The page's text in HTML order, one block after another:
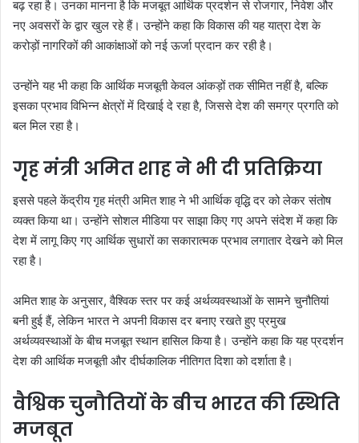
बढ़ रहा है। उनका मानना है कि मजबूत आर्थिक प्रदर्शन से रोजगार, निवेश और
नए अवसरों के द्वार खुल रहे हैं। उन्होंने कहा कि विकास की यह यात्रा देश के
करोड़ों नागरिकों की आकांक्षाओं को नई ऊर्जा प्रदान कर रही है।
उन्होंने यह भी कहा कि आर्थिक मजबूती केवल आंकड़ों तक सीमित नहीं है, बल्कि
इसका प्रभाव विभिन्न क्षेत्रों में दिखाई दे रहा है, जिससे देश की समग्र प्रगति को
बल मिल रहा है।
गृह मंत्री अमित शाह ने भी दी प्रतिक्रिया
इससे पहले केंद्रीय गृह मंत्री अमित शाह ने भी आर्थिक वृद्धि दर को लेकर संतोष
व्यक्त किया था। उन्होंने सोशल मीडिया पर साझा किए गए अपने संदेश में कहा कि
देश में लागू किए गए आर्थिक सुधारों का सकारात्मक प्रभाव लगातार देखने को मिल
रहा है।
अमित शाह के अनुसार, वैश्विक स्तर पर कई अर्थव्यवस्थाओं के सामने चुनौतियां
बनी हुई हैं, लेकिन भारत ने अपनी विकास दर बनाए रखते हुए प्रमुख
अर्थव्यवस्थाओं के बीच मजबूत स्थान हासिल किया है। उन्होंने कहा कि यह प्रदर्शन
देश की आर्थिक मजबूती और दीर्घकालिक नीतिगत दिशा को दर्शाता है।
वैश्विक चुनौतियों के बीच भारत की स्थिति
मजबूत